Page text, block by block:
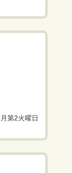
第2火曜日